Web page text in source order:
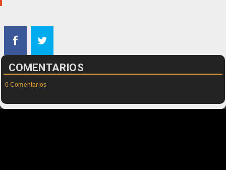
COMENTARIOS
0 Comentarios